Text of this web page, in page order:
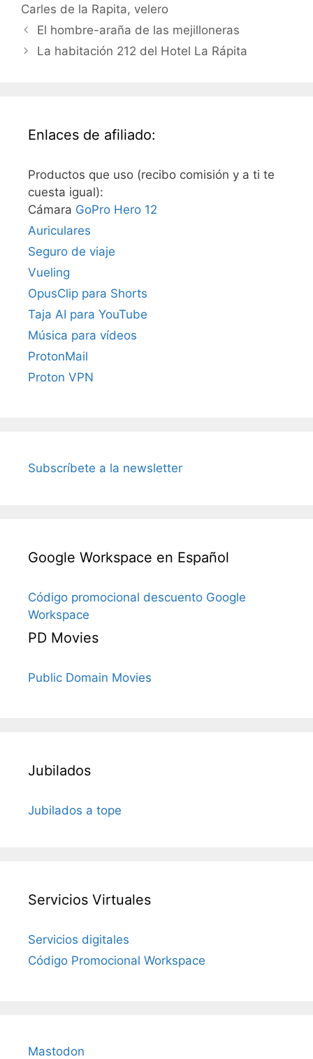
Carles de la Rapita, velero
El hombre-araña de las mejilloneras
La habitación 212 del Hotel La Rápita
Enlaces de afiliado:
Productos que uso (recibo comisión y a ti te
cuesta igual):
Cámara GoPro Hero 12
Auriculares
Seguro de viaje
Vueling
OpusClip para Shorts
Taja AI para YouTube
Música para vídeos
ProtonMail
Proton VPN
Subscríbete a la newsletter
Google Workspace en Español
Código promocional descuento Google
Workspace
PD Movies
Public Domain Movies
Jubilados
Jubilados a tope
Servicios Virtuales
Servicios digitales
Código Promocional Workspace
Mastodon